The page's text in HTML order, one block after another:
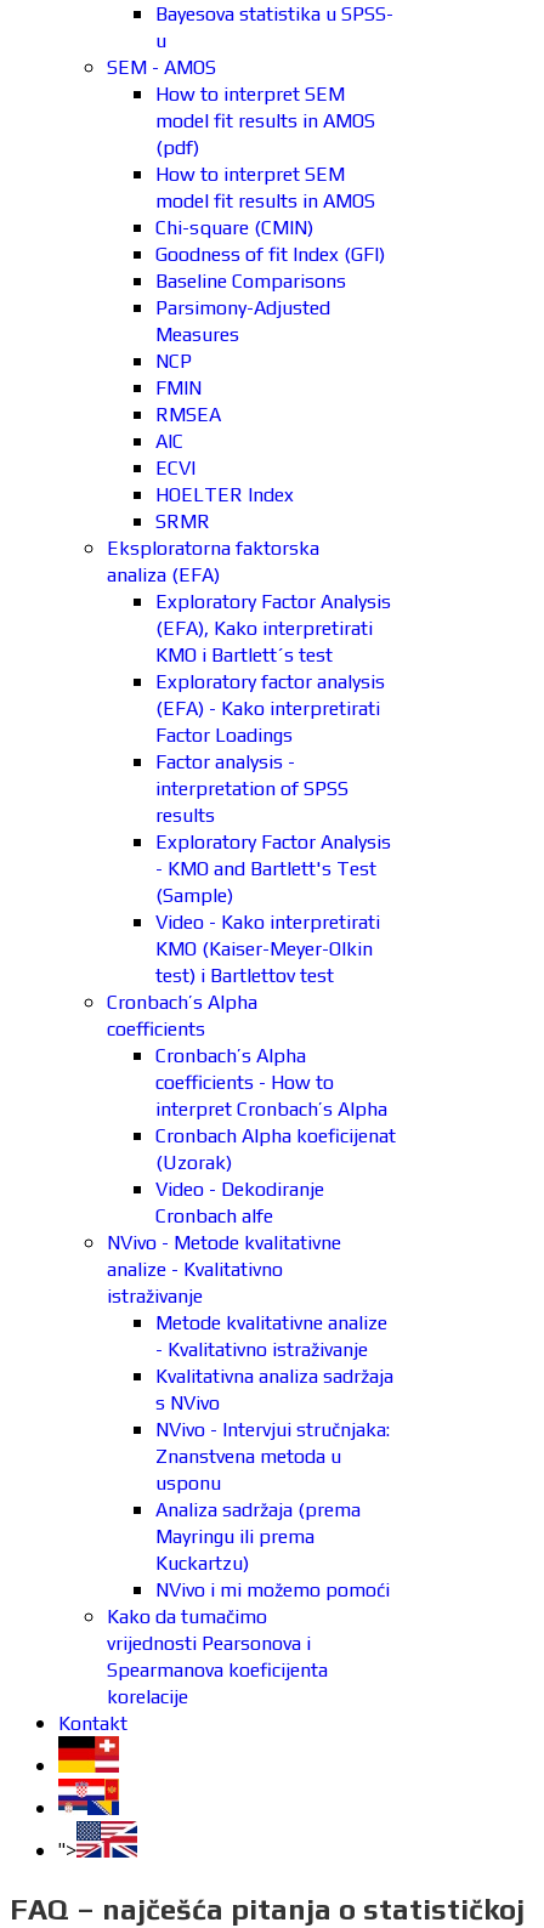
Bayesova statistika u SPSS-
u
SEM - AMOS
How to interpret SEM
model fit results in AMOS
(pdf)
How to interpret SEM
model fit results in AMOS
Chi-square (CMIN)
Goodness of fit Index (GFI)
Baseline Comparisons
Parsimony-Adjusted
Measures
NCP
FMIN
RMSEA
AIC
ECVI
HOELTER Index
SRMR
Eksploratorna faktorska
analiza (EFA)
Exploratory Factor Analysis
(EFA), Kako interpretirati
KMO i Bartlett´s test
Exploratory factor analysis
(EFA) - Kako interpretirati
Factor Loadings
Factor analysis -
interpretation of SPSS
results
Exploratory Factor Analysis
- KMO and Bartlett's Test
(Sample)
Video - Kako interpretirati
KMO (Kaiser-Meyer-Olkin
test) i Bartlettov test
Cronbach’s Alpha
coefficients
Cronbach’s Alpha
coefficients - How to
interpret Cronbach’s Alpha
Cronbach Alpha koeficijenat
(Uzorak)
Video - Dekodiranje
Cronbach alfe
NVivo - Metode kvalitativne
analize - Kvalitativno
istraživanje
Metode kvalitativne analize
- Kvalitativno istraživanje
Kvalitativna analiza sadržaja
s NVivo
NVivo - Intervjui stručnjaka:
Znanstvena metoda u
usponu
Analiza sadržaja (prema
Mayringu ili prema
Kuckartzu)
NVivo i mi možemo pomoći
Kako da tumačimo
vrijednosti Pearsonova i
Spearmanova koeficijenta
korelacije
Kontakt
">
FAQ – najčešća pitanja o statističkoj